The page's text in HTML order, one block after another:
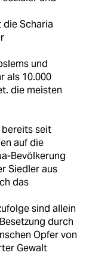
die Scharia
und
als 10.000
die meisten
bereits seit
auf die
Bevölkerung
Siedler aus
das
sind allein
durch
Opfer von
Gewalt